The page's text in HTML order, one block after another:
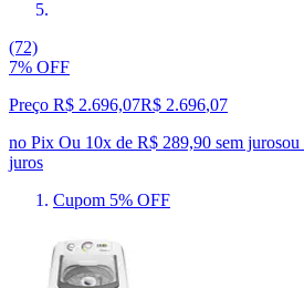
(72)
7% OFF
Preço R$ 2.696,07R$ 2.696,07
no Pix Ou 10x de R$ 289,90 sem jurosou
juros
Cupom 5% OFF